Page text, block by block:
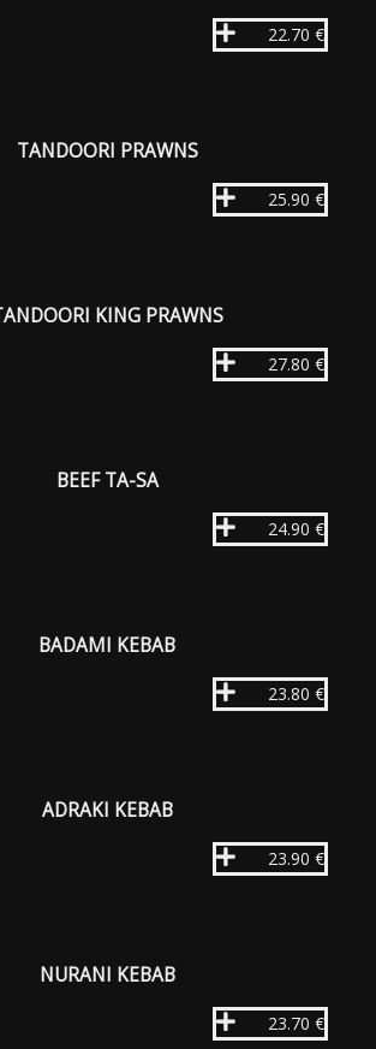
22.70 €
TANDOORI PRAWNS
25.90 €
KING PRAWNS
27.80 €
BEEF TA-SA
24.90 €
BADAMI KEBAB
23.80 €
ADRAKI KEBAB
23.90 €
NURANI KEBAB
23.70 €